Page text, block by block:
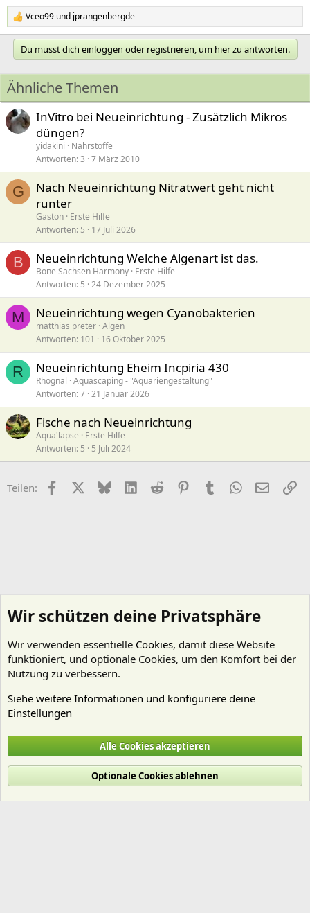
R
e
a
i
o
n
e
n
:
Vceo99 und jprangenbergde
Du musst dich einloggen oder registrieren, um hier zu antworten.
Ähnliche Themen
InVitro bei Neueinrichtung - Zusätzlich Mikros
düngen?
yidakini
Nährstoffe
Antworten 3 7 März 2010
G
Nach Neueinrichtung Nitratwert geht nicht
runter
Gaston Erste Hilfe
Antworten 5 17 Juli 2026
B Neueinrichtung Welche Algenart ist das.
Bone Sachsen Harmony Erste Hilfe
Antworten 5 24 Dezember 2025
M Neueinrichtung wegen Cyanobakterien
matthias preter Algen
Antworten 101 16 Oktober 2025
R Neueinrichtung Eheim Incpiria 430
Rhognal Aquascaping - "Aquariengestaltung"
Antworten 7 21 Januar 2026
Fische nach Neueinrichtung
Aqua'lapse
Erste Hilfe
Antworten 5 5 Juli 2024
Teilen: FacebookX (Twitter)
BlueskyLinkedIn
Reddit PinterestTumblr WhatsApp
E-Mail
Cookies
Deutsch (Du)
Nutzungsbedingungen
Datenschutz Hilfe und Impressum
R
Wir schützen deine Privatsphäre
Wir verwenden essentielle Cookies, damit diese Website
funktioniert, und optionale Cookies, um den Komfort bei der
Nutzung zu verbessern.
Siehe weitere Informationen und konfiguriere deine
Einstellungen
Alle Cookies akzeptieren
Optionale Cookies ablehnen